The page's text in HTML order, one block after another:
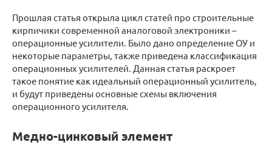
Прошлая статья открыла цикл статей про строительные
кирпичики современной аналоговой электроники –
операционные усилители. Было дано определение ОУ и
некоторые параметры, также приведена классификация
операционных усилителей. Данная статья раскроет
такое понятие как идеальный операционный усилитель,
и будут приведены основные схемы включения
операционного усилителя.
Медно-цинковый элемент